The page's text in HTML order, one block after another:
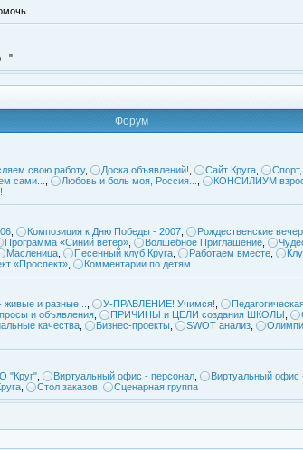
Форум
свою работу, Доска объявлений! Сайт Круга Спорт,
сами... Любовь и боль моя, Россия... КОНСИЛИУМ
Композиция к Дню Победы - 2007 Рождественские
Программа «Синий ветер» Волшебное Приглашение
Масленица Песенный клуб Круга Работаем вместе
«Проспект» Комментарии по детям
и разные... У-ПРАВЛЕНИЕ! Учимся!
и объявления ПРИЧИНЫ и ЦЕЛИ создания ШКОЛЫ
качества Бизнес-проекты SWOT анализ
"Круг" Виртуальный офис - персонал Виртуальный офис
Стол заказов Сценарная группа